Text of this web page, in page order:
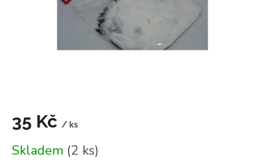
35 Kč / ks
cena:
Skladem (2 ks)